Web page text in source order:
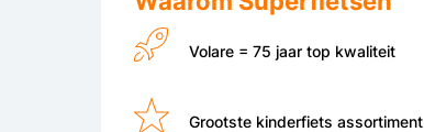
Volare = 75 jaar top kwaliteit
Grootste kinderfiets assortiment